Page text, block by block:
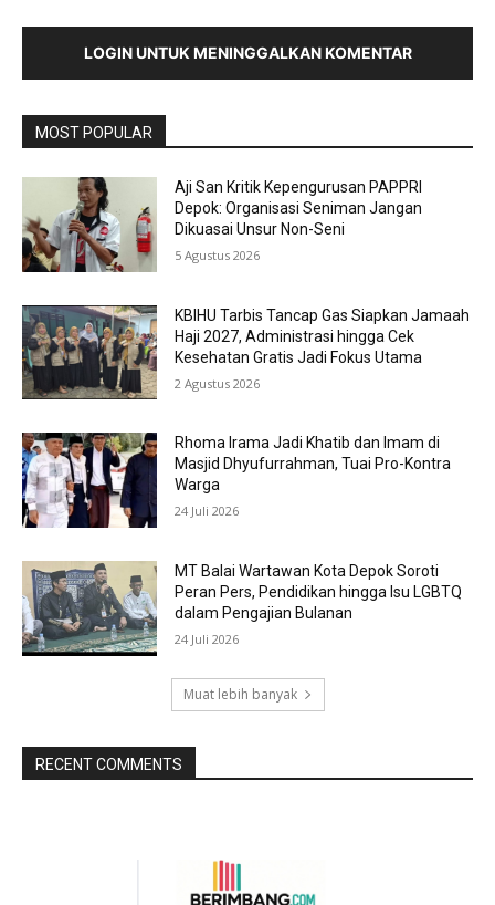
LOGIN UNTUK MENINGGALKAN KOMENTAR
MOST POPULAR
Aji San Kritik Kepengurusan PAPPRI
Depok: Organisasi Seniman Jangan
Dikuasai Unsur Non-Seni
5 Agustus 2026
KBIHU Tarbis Tancap Gas Siapkan Jamaah
Haji 2027, Administrasi hingga Cek
Kesehatan Gratis Jadi Fokus Utama
2 Agustus 2026
Rhoma Irama Jadi Khatib dan Imam di
Masjid Dhyufurrahman, Tuai Pro-Kontra
Warga
24 Juli 2026
MT Balai Wartawan Kota Depok Soroti
Peran Pers, Pendidikan hingga Isu LGBTQ
dalam Pengajian Bulanan
24 Juli 2026
Muat lebih banyak
RECENT COMMENTS